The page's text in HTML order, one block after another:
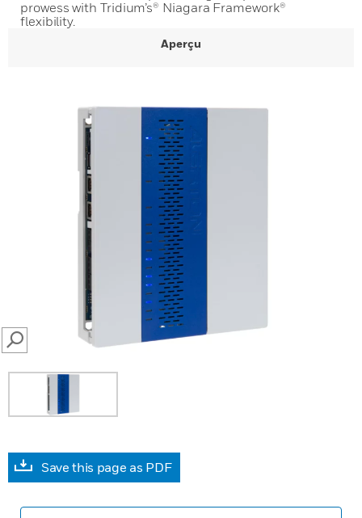
prowess with Tridium’s® Niagara Framework®
flexibility.
Aperçu
SEARCH
Save this page as PDF